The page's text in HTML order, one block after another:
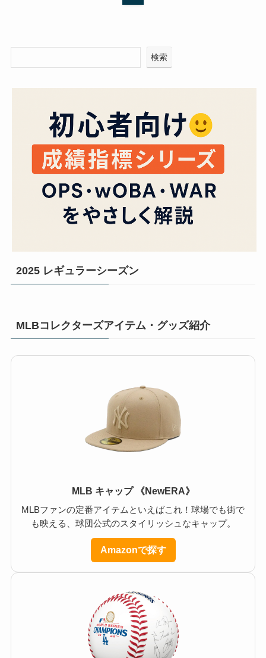
検索
2025 レギュラーシーズン
MLBコレクターズアイテム・グッズ紹介
MLB キャップ 《NewERA》
MLBファンの定番アイテムといえばこれ！球場でも街で
も映える、球団公式のスタイリッシュなキャップ。
Amazonで探す